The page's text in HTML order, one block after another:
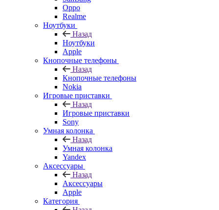
Oppo
Realme
Ноутбуки
Назад
Ноутбуки
Apple
Кнопочные телефоны
Назад
Кнопочные телефоны
Nokia
Игровые приставки
Назад
Игровые приставки
Sony
Умная колонка
Назад
Умная колонка
Yandex
Аксессуары
Назад
Аксессуары
Apple
Категория